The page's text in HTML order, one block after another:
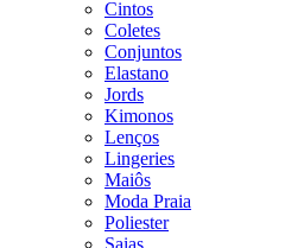
Cintos
Coletes
Conjuntos
Elastano
Jords
Kimonos
Lenços
Lingeries
Maiôs
Moda Praia
Poliester
Saias